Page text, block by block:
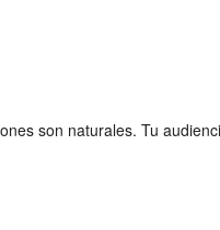
son naturales. Tu